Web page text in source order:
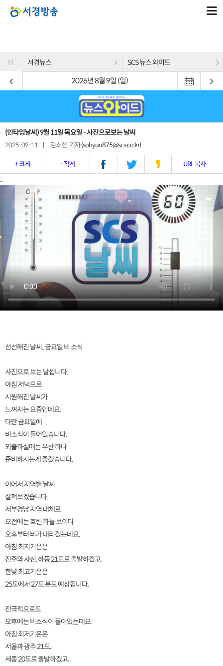
H 서경뉴스 SCS 뉴스 와이드
2026년 8월 9일 (일)
(인타임날씨) 9월 11일 목요일 - 사진으로보는 날씨
2025-09-11 김소현 기자 (sohyun875@scs.co.kr)
+ 크게 - 작게 URL 복사
..
선선해진 날씨.. 금요일 비 소식
사진으로 보는 날씹니다.
아침 저녁으로
시원해진 날씨가
느껴지는 요즘인데요.
다만 금요일에
비소식이 들어있습니다.
외출하실때는 우산 하나
준비하시는게 좋겠습니다.
이어서 지역별 날씨
살펴보겠습니다.
서부경남 지역 대체로
오전에는 흐린 하늘 보이다
오후부터 비가 내리겠는데요.
아침 최저기온은
진주와 사천, 하동 21도로 출발하겠고,
한낮 최고기온은
25도에서 27도 분포 예상됩니다.
전국적으로도
오후에는 비소식이 들어있는데요.
아침 최저기온은
서울과 광주 21도,
세종 20도로 출발하겠고,